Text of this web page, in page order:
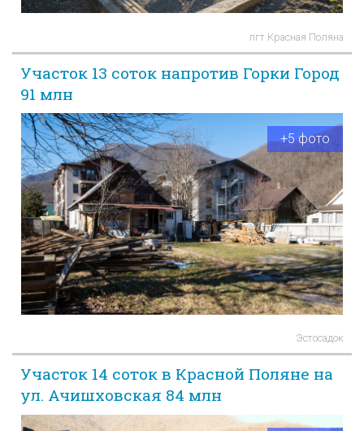
пгт Красная Поляна
Участок 13 соток напротив Горки Город
91 млн
+5 фото
Эстосадок
Участок 14 соток в Красной Поляне на
ул. Ачишховская 84 млн